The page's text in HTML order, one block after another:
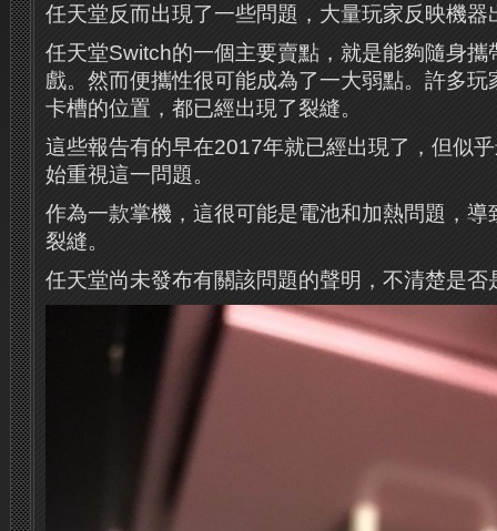
任天堂反而出現了一些問題，大量玩家反映機器
任天堂Switch的一個主要賣點，就是能夠隨身攜
戲。然而便攜性很可能成為了一大弱點。許多
卡槽的位置，都已經出現了裂縫。
這些報告有的早在2017年就已經出現了，但似
始重視這一問題。
作為一款掌機，這很可能是電池和加熱問題，導
裂縫。
任天堂尚未發布有關該問題的聲明，不清楚是否